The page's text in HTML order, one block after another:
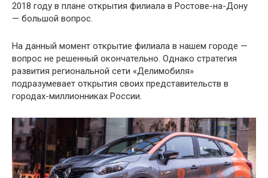
2018 году в плане открытия филиала в Ростове-на-Дону
— большой вопрос.
На данный момент открытие филиала в нашем городе —
вопрос не решенный окончательно. Однако стратегия
развития региональной сети «Делимобиля»
подразумевает открытия своих представительств в
городах-миллионниках России.